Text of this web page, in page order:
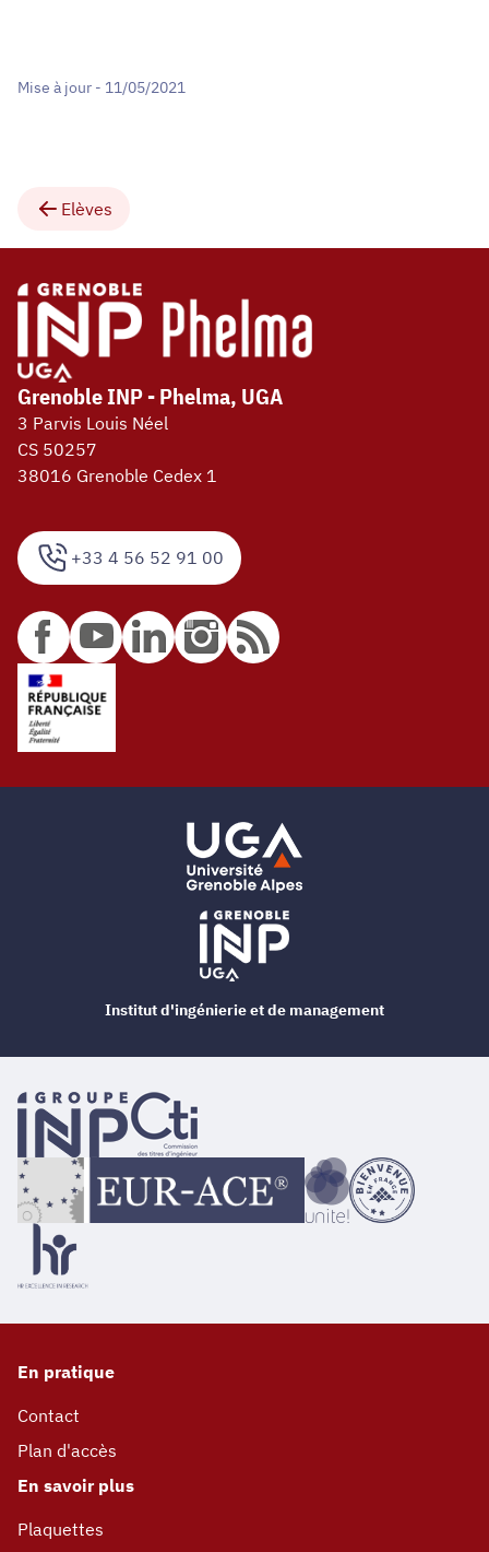
Mise à jour - 11/05/2021
Elèves
+33 4 56 52 91 00
Grenoble INP - Phelma, UGA
3 Parvis Louis Néel
CS 50257
38016 Grenoble Cedex 1
En pratique
Contact
Plan d'accès
En savoir plus
Plaquettes
Institut d'ingénierie et de management